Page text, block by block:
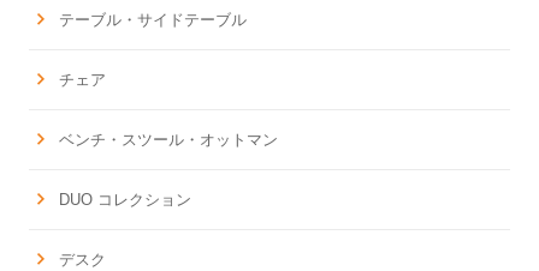
テーブル・サイドテーブル
チェア
ベンチ・スツール・オットマン
DUO コレクション
デスク